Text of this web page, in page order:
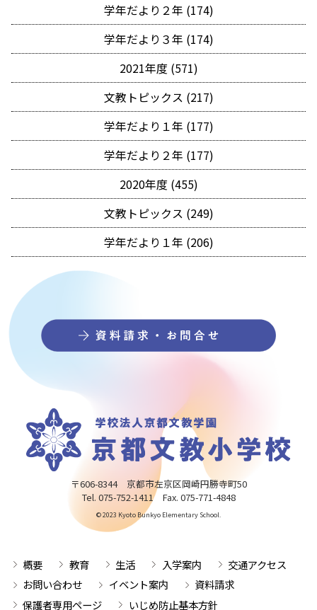
学年だより２年 (174)
学年だより３年 (174)
2021年度 (571)
文教トピックス (217)
学年だより１年 (177)
学年だより２年 (177)
2020年度 (455)
文教トピックス (249)
学年だより１年 (206)
〒606-8344 京都市左京区岡崎円勝寺町50
Tel. 075-752-1411 Fax. 075-771-4848
© 2023 Kyoto Bunkyo Elementary School.
概要 教育 生活 入学案内
交通アクセス
お問い合わせ
イベント案内
資料請求
保護者専用ページ
いじめ防止基本方針